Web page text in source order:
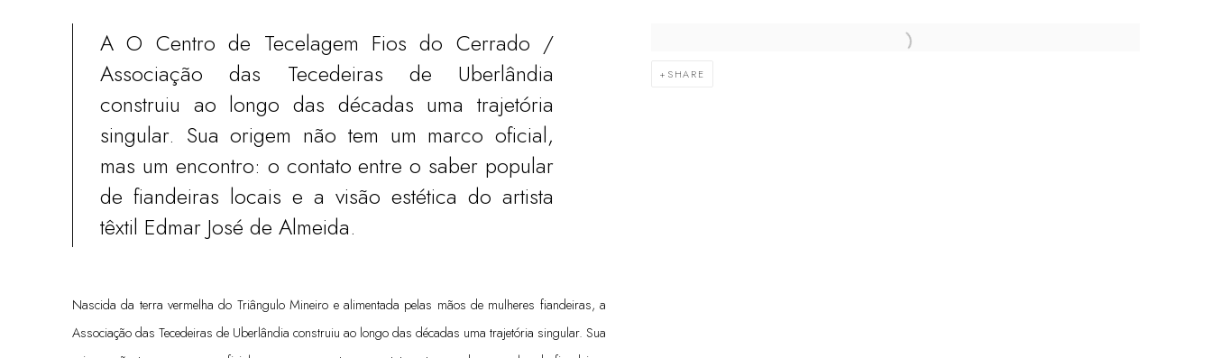
SHARE
A O Centro de Tecelagem Fios do Cerrado /
Associação das Tecedeiras de Uberlândia
construiu ao longo das décadas uma trajetória
singular. Sua origem não tem um marco oficial,
mas um encontro: o contato entre o saber popular
de fiandeiras locais e a visão estética do artista
têxtil Edmar José de Almeida.
Nascida da terra vermelha do Triângulo Mineiro e alimentada pelas mãos de mulheres fiandeiras, a
Associação das Tecedeiras de Uberlândia construiu ao longo das décadas uma trajetória singular. Sua